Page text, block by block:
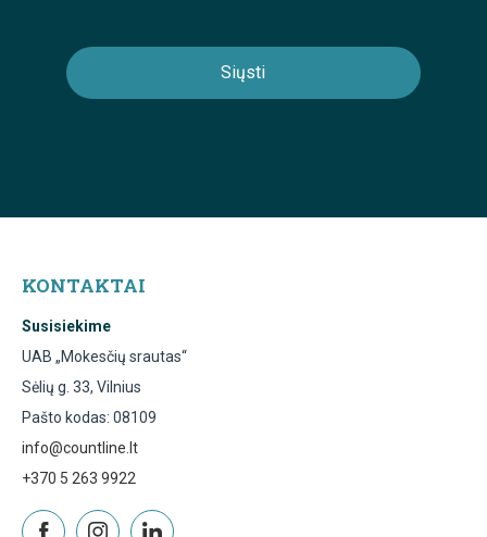
KONTAKTAI
Susisiekime
UAB „Mokesčių srautas“
Sėlių g. 33, Vilnius
Pašto kodas: 08109
info@countline.lt
+370 5 263 9922